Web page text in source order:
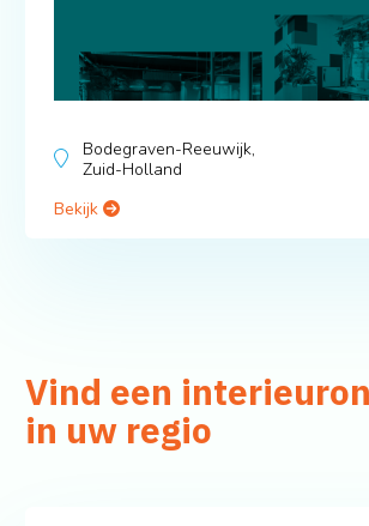
Bodegraven-Reeuwijk,
Zuid-Holland
Bekijk
Vind een
in uw regio